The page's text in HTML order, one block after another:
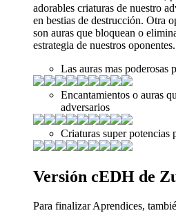
adorables criaturas de nuestro
en bestias de destrucción. Otra
son auras que bloquean o
estrategia de nuestros oponentes.
Las auras mas poderosas
Encantamientos o auras
adversarios
Criaturas super potencias
Versión cEDH de
Para finalizar Aprendices,